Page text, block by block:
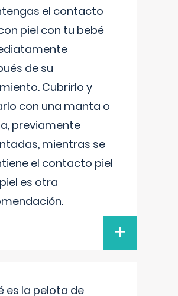
el contacto
piel con tu bebé
de su
Cubrirlo y
con una manta o
previamente
mientras se
el contacto piel
es otra
+
es la pelota de